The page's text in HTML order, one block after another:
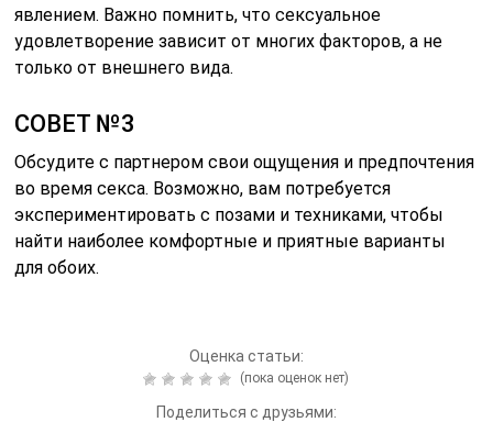
явлением. Важно помнить, что сексуальное
удовлетворение зависит от многих факторов, а не
только от внешнего вида.
СОВЕТ №3
Обсудите с партнером свои ощущения и предпочтения
во время секса. Возможно, вам потребуется
экспериментировать с позами и техниками, чтобы
найти наиболее комфортные и приятные варианты
для обоих.
Оценка статьи:
(пока оценок нет)
Поделиться с друзьями: